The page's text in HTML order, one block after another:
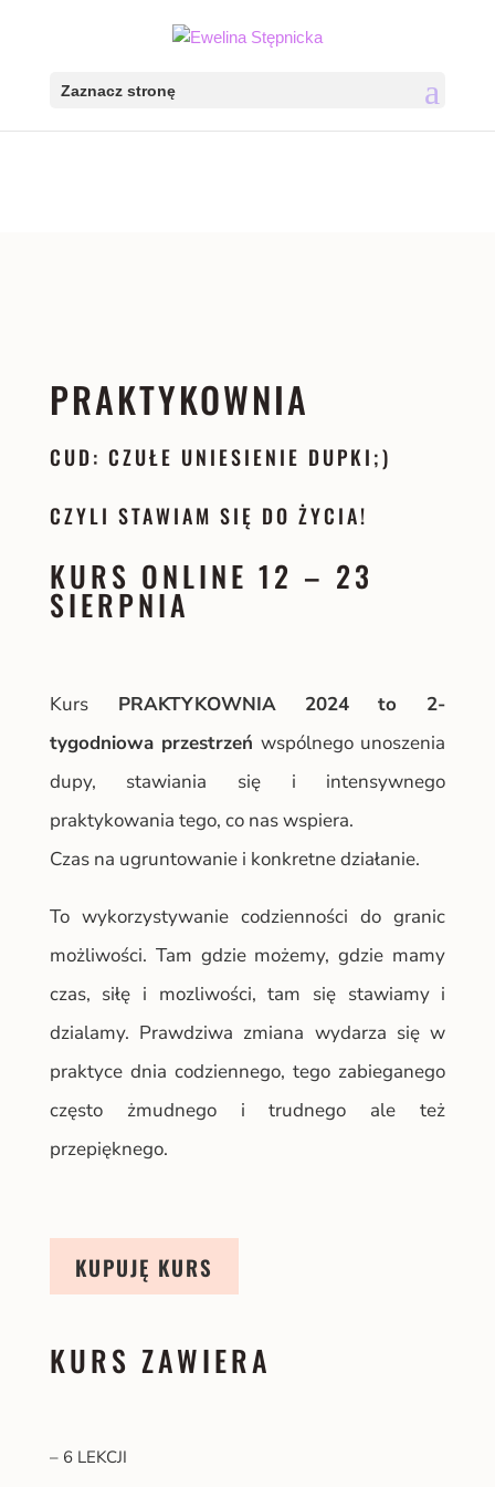
Zaznacz stronę
PRAKTYKOWNIA
CUD: CZUŁE UNIESIENIE DUPKI;)
CZYLI STAWIAM SIĘ DO ŻYCIA!
KURS ONLINE 12 – 23
SIERPNIA
KursPRAKTYKOWNIA 2024
to 2-
tygodniowa przestrzeń wspólnego unoszenia
dupy, stawiania się i intensywnego
praktykowania tego, co nas wspiera.
Czas na ugruntowanie i konkretne działanie.
To wykorzystywanie codzienności do granic
możliwości. Tam gdzie możemy, gdzie mamy
czas, siłę i mozliwości, tam się stawiamy i
dzialamy. Prawdziwa zmiana wydarza się w
praktyce dnia codziennego, tego zabieganego
często żmudnego i trudnego ale też
przepięknego.
KUPUJĘ KURS
KURS ZAWIERA
– 6 LEKCJI